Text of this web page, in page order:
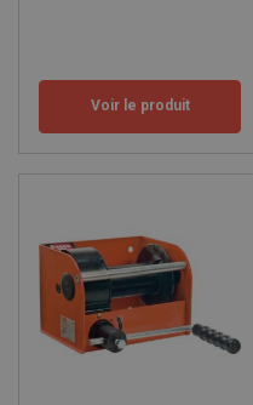
Voir le produit